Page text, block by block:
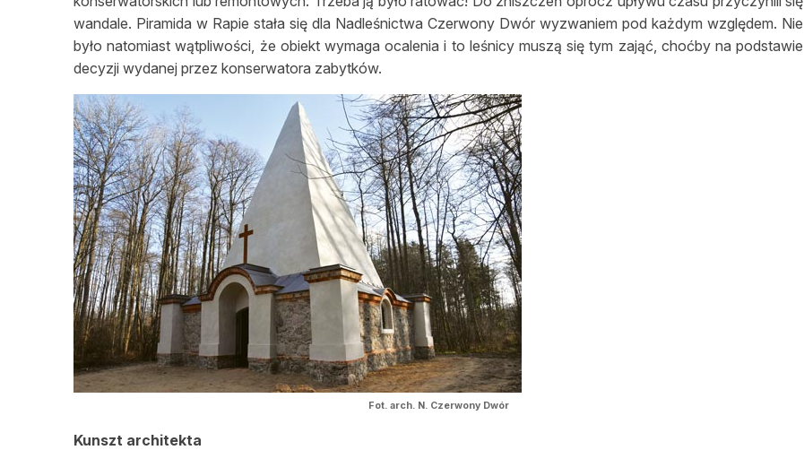
wandale. Piramida w Rapie stała się dla Nadleśnictwa Czerwony Dwór wyzwaniem pod każdym względem. Nie
było natomiast wątpliwości, że obiekt wymaga ocalenia i to leśnicy muszą się tym zająć, choćby na podstawie
decyzji wydanej przez konserwatora zabytków.
Fot. arch. N. Czerwony Dwór
Kunszt architekta